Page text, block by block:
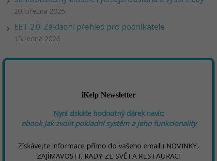
20. března 2026
EET 2.0: Základní přehled pro podnikatele
15. ledna 2026
iKelp Newsletter
Nyní získáte hodnotný dárek navíc:
ebookJak zvolit pokladní systém a jeho funkcionality
Získávejte informace přímo do vašeho emailu NOVINKY,
ZAJÍMAVOSTI, RADY ZE SVĚTA RESTAURACÍ